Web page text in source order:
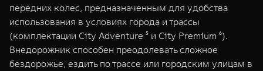
передних колес, предназначенным для удобства
использования в условиях города и трассы
(комплектации City Adventure ⁵ и City Premium ⁶).
Внедорожник способен преодолевать сложное
бездорожье, ездить по трассе или городским улицам в